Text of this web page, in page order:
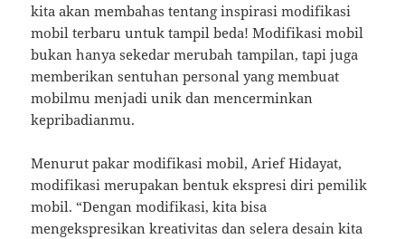
kita akan membahas tentang inspirasi modifikasi
mobil terbaru untuk tampil beda! Modifikasi mobil
bukan hanya sekedar merubah tampilan, tapi juga
memberikan sentuhan personal yang membuat
mobilmu menjadi unik dan mencerminkan
kepribadianmu.
Menurut pakar modifikasi mobil, Arief Hidayat,
modifikasi merupakan bentuk ekspresi diri pemilik
mobil. “Dengan modifikasi, kita bisa
mengekspresikan kreativitas dan selera desain kita